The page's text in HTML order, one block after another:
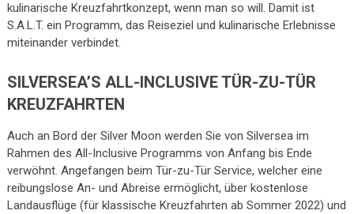
kulinarische Kreuzfahrtkonzept, wenn man so will. Damit ist
S.A.L.T. ein Programm, das Reiseziel und kulinarische Erlebnisse
miteinander verbindet.
SILVERSEA’S ALL-INCLUSIVE TÜR-ZU-TÜR
KREUZFAHRTEN
Auch an Bord der Silver Moon werden Sie von Silversea im
Rahmen des All-Inclusive Programms von Anfang bis Ende
verwöhnt. Angefangen beim Tür-zu-Tür Service, welcher eine
reibungslose An- und Abreise ermöglicht, über kostenlose
Landausflüge (für klassische Kreuzfahrten ab Sommer 2022) und